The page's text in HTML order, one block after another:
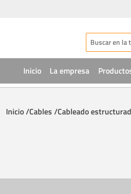
Inicio La empresa
Inicio /Cables /Cableado